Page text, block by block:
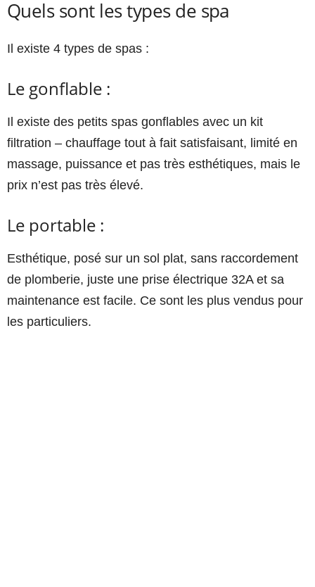
Quels sont les types de spa
Il existe 4 types de spas :
Le gonflable :
Il existe des petits spas gonflables avec un kit
filtration – chauffage tout à fait satisfaisant, limité en
massage, puissance et pas très esthétiques, mais le
prix n’est pas très élevé.
Le portable :
Esthétique, posé sur un sol plat, sans raccordement
de plomberie, juste une prise électrique 32A et sa
maintenance est facile. Ce sont les plus vendus pour
les particuliers.